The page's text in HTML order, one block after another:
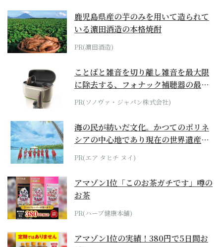
鹿児島県産の芋のみを用いて造られて
いる濵田酒造の本格焼酎
PR(濵田酒造)
ことばと雑音を切り離し雑音を最大限
に除去する、フォナック補聴器の最上
位モデル
PR(ソノヴァ・ジャパン株式会社)
海の民が紡いだ文化。かつてのポリネ
シアの中心地であり現在の世界遺産か
らみえてくる...
PR(エア タヒチ ヌイ)
アマゾン1位「このお茶ガチです」噂の
お茶
PR(ハーブ健康本舗)
アマゾン1位の実績！380円で5日間お